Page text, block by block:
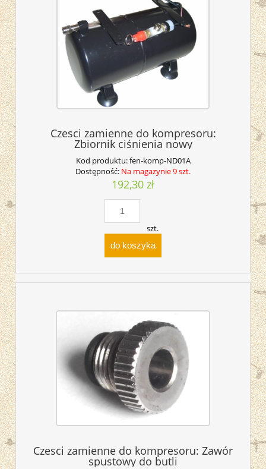
Czesci zamienne do kompresoru:
Zbiornik ciśnienia nowy
Kod produktu:fen-komp-ND01A
Dostępność: Na magazynie 9 szt.
192,30 zł
szt.
do koszyka
Czesci zamienne do kompresoru: Zawór
spustowy do butli